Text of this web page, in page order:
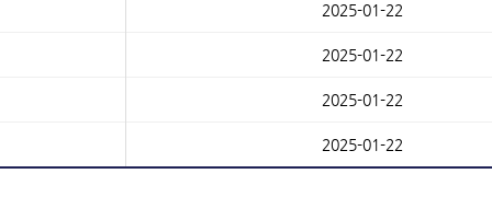
2025-01-22
2025-01-22
2025-01-22
2025-01-22